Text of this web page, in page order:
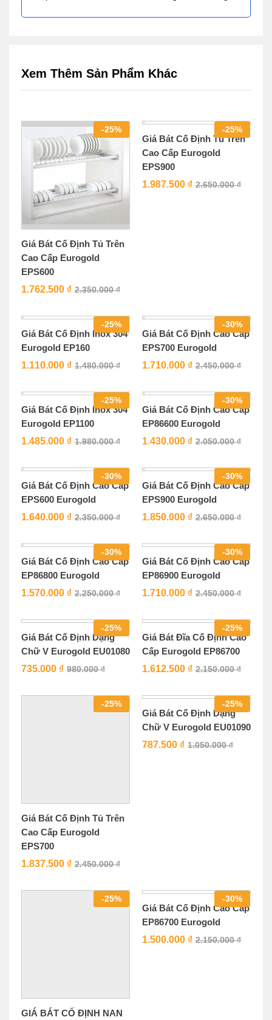
Xem Thêm Sản Phẩm Khác
-25%
Giá Bát Cố Định Tủ Trên
Cao Cấp Eurogold
EPS600
1.762.500 ₫ 2.350.000₫
-25%
Giá Bát Cố Định Tủ Trên
Cao Cấp Eurogold
EPS900
1.987.500 ₫ 2.650.000₫
-25%
Giá Bát Cố Định Inox 304
Eurogold EP160
1.110.000 ₫ 1.480.000₫
-30%
Giá Bát Cố Định Cao Cấp
EPS700 Eurogold
1.710.000 ₫ 2.450.000₫
-25%
Giá Bát Cố Định Inox 304
Eurogold EP1100
1.485.000 ₫ 1.980.000₫
-30%
Giá Bát Cố Định Cao Cấp
EP86600 Eurogold
1.430.000 ₫ 2.050.000₫
-30%
Giá Bát Cố Định Cao Cấp
EPS600 Eurogold
1.640.000 ₫ 2.350.000₫
-30%
Giá Bát Cố Định Cao Cấp
EPS900 Eurogold
1.850.000 ₫ 2.650.000₫
-30%
Giá Bát Cố Định Cao Cấp
EP86800 Eurogold
1.570.000 ₫ 2.250.000₫
-30%
Giá Bát Cố Định Cao Cấp
EP86900 Eurogold
1.710.000 ₫ 2.450.000₫
-25%
Giá Bát Cố Định Dạng
Chữ V Eurogold EU01080
735.000 ₫ 980.000₫
-25%
Giá Bát Đĩa Cố Định Cao
Cấp Eurogold EP86700
1.612.500 ₫ 2.150.000₫
-25%
Giá Bát Cố Định Tủ Trên
Cao Cấp Eurogold
EPS700
1.837.500 ₫ 2.450.000₫
-25%
Giá Bát Cố Định Dạng
Chữ V Eurogold EU01090
787.500 ₫ 1.050.000₫
-25%
GIÁ BÁT CỐ ĐỊNH NAN
-30%
Giá Bát Cố Định Cao Cấp
EP86700 Eurogold
1.500.000 ₫ 2.150.000₫